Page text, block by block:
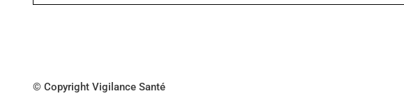
© Copyright Vigilance Santé